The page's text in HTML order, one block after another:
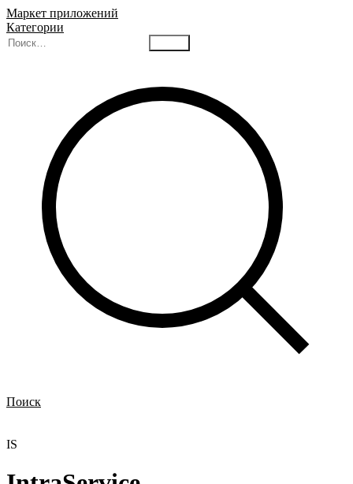
Маркет приложений
Категории
Поиск
IS